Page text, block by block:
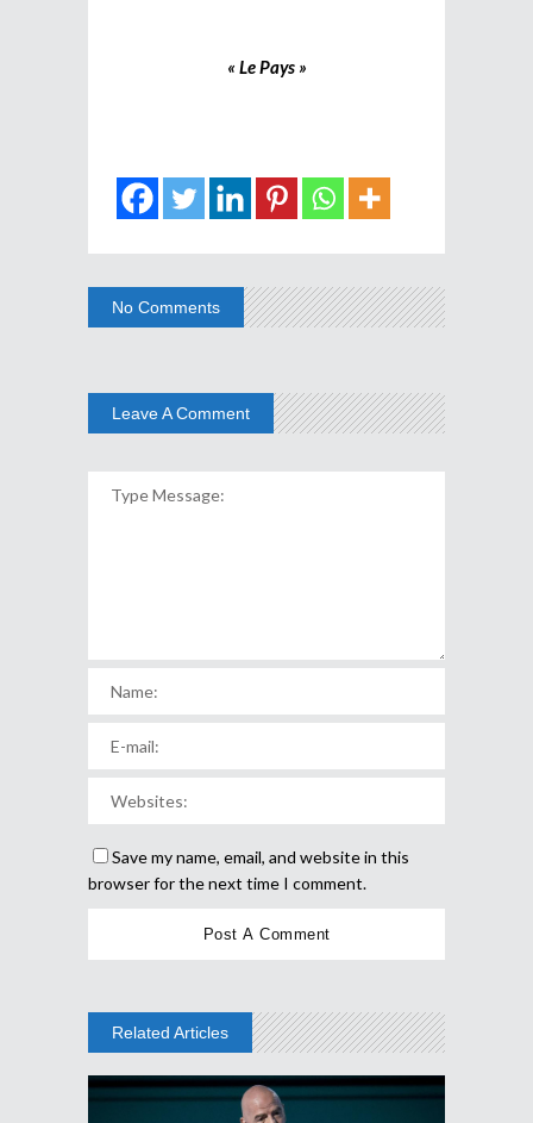
« Le Pays »
No Comments
Leave A Comment
Save my name, email, and website in this
browser for the next time I comment.
Related Articles